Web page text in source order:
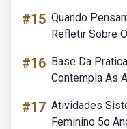
#15 Quando
Refletir Sobre
#16 Base Da
Contempla As
#17 Atividades
Feminino 5o